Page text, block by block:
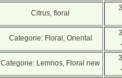
Citrus, floral
Categorie: Floral, Oriental
Categorie: Lemnos, Floral new